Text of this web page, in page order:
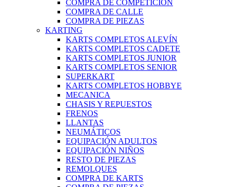
COMPRA DE COMPETICIÓN
COMPRA DE CALLE
COMPRA DE PIEZAS
KARTING
KARTS COMPLETOS ALEVÍN
KARTS COMPLETOS CADETE
KARTS COMPLETOS JUNIOR
KARTS COMPLETOS SENIOR
SUPERKART
KARTS COMPLETOS HOBBYE
MECANICA
CHASIS Y REPUESTOS
FRENOS
LLANTAS
NEUMÁTICOS
EQUIPACIÓN ADULTOS
EQUIPACIÓN NIÑOS
RESTO DE PIEZAS
REMOLQUES
COMPRA DE KARTS